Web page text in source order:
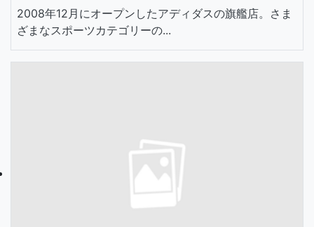
2008年12月にオープンしたアディダスの旗艦店。さま
ざまなスポーツカテゴリーの...